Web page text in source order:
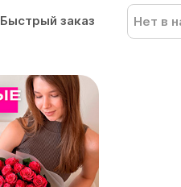
Быстрый заказ
Нет в